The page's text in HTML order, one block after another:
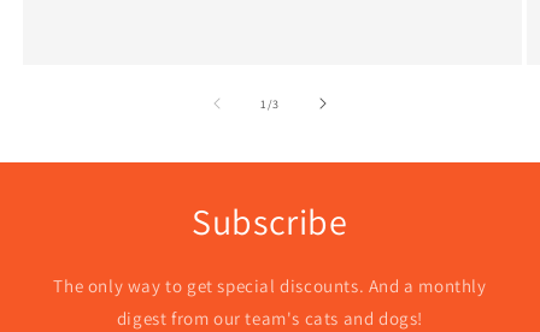
1/z3
Subscribe
The only way to get special discounts. And a monthly
digest from our team's cats and dogs!